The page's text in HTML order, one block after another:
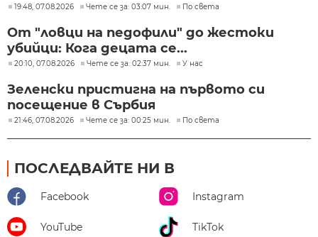
19:48, 07.08.2026 Чете се за: 03:07 мин. По света
От "ловци на педофили" до жестоки
убийци: Кога децата се...
20:10, 07.08.2026 Чете се за: 02:37 мин. У нас
Зеленски пристигна на първото си
посещение в Сърбия
21:46, 07.08.2026 Чете се за: 00:25 мин. По света
ПОСЛЕДВАЙТЕ НИ В
Facebook Instagram
YouTube TikTok